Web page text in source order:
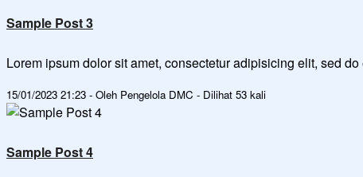
Sample Post 3
Lorem ipsum dolor sit amet, consectetur adipisicing elit, sed
15/01/2023 21:23 - Oleh Pengelola DMC - Dilihat 53 kali
Sample Post 4